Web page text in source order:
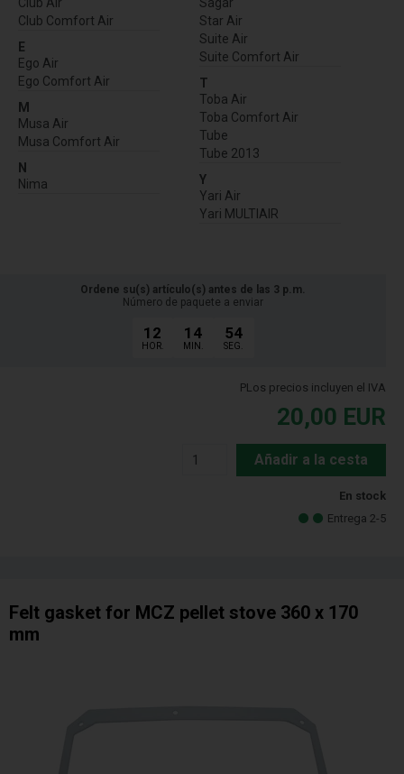
Club Air
Club Comfort Air
E
Ego Air
Ego Comfort Air
M
Musa Air
Musa Comfort Air
N
Nima
Sagar
Star Air
Suite Air
Suite Comfort Air
T
Toba Air
Toba Comfort Air
Tube
Tube 2013
Y
Yari Air
Yari MULTIAIR
Ordene su(s) artículo(s) antes de las 3 p.m.
Número de paquete a enviar
12
HOR.
14
MIN.
53
SEG.
PLos precios incluyen el IVA
20,00 EUR
Añadir a la cesta
En stock
Entrega 2-5
Felt gasket for MCZ pellet stove 360 x 170
mm